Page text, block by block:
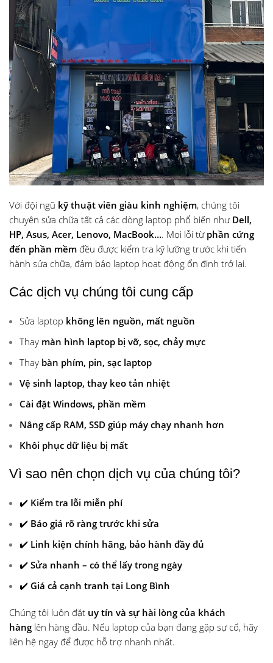
Với đội ngũ kỹ thuật viên giàu kinh nghiệm, chúng tôi
chuyên sửa chữa tất cả các dòng laptop phổ biến như Dell,
HP, Asus, Acer, Lenovo, MacBook…. Mọi lỗi từ phần cứng
đến phần mềm đều được kiểm tra kỹ lưỡng trước khi tiến
hành sửa chữa, đảm bảo laptop hoạt động ổn định trở lại.
Các dịch vụ chúng tôi cung cấp
Sửa laptop không lên nguồn, mất nguồn
Thay màn hình laptop bị vỡ, sọc, chảy mực
Thay bàn phím, pin, sạc laptop
Vệ sinh laptop, thay keo tản nhiệt
Cài đặt Windows, phần mềm
Nâng cấp RAM, SSD giúp máy chạy nhanh hơn
Khôi phục dữ liệu bị mất
Vì sao nên chọn dịch vụ của chúng tôi?
✔️ Kiểm tra lỗi miễn phí
✔️ Báo giá rõ ràng trước khi sửa
✔️ Linh kiện chính hãng, bảo hành đầy đủ
✔️ Sửa nhanh – có thể lấy trong ngày
✔️ Giá cả cạnh tranh tại Long Bình
Chúng tôi luôn đặt uy tín và sự hài lòng của khách
hàng lên hàng đầu. Nếu laptop của bạn đang gặp sự cố, hãy
liên hệ ngay để được hỗ trợ nhanh nhất.